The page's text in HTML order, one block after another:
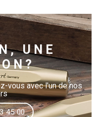
UNE
vous avec l'un de nos
45 00